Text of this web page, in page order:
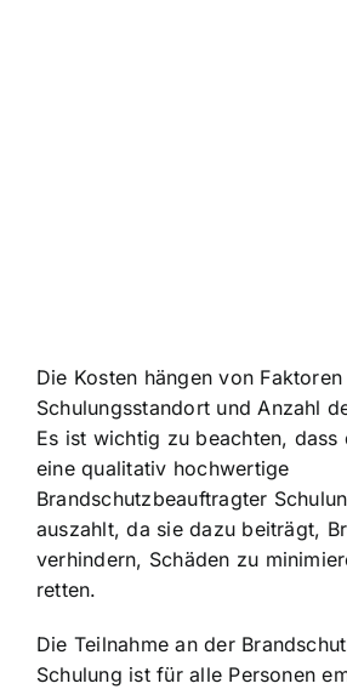
Die Kosten hängen von
Schulungsstandort und Anzahl
Es ist wichtig zu beachten, dass
eine qualitativ hochwertige
Brandschutzbeauftragter
auszahlt, da sie dazu beiträgt,
verhindern, Schäden zu
retten.
Die Teilnahme an der
Schulung ist für alle Personen